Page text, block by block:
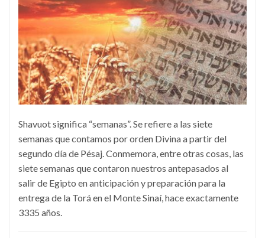
Shavuot significa “semanas”. Se refiere a las siete
semanas que contamos por orden Divina a partir del
segundo día de Pésaj. Conmemora, entre otras cosas, las
siete semanas que contaron nuestros antepasados al
salir de Egipto en anticipación y preparación para la
entrega de la Torá en el Monte Sinaí, hace exactamente
3335 años.